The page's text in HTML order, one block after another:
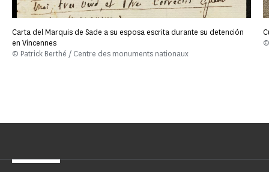
Carta del Marquis de Sade a su esposa escrita durante su detención
en Vincennes
© Patrick Berthé / Centre des monuments nationaux